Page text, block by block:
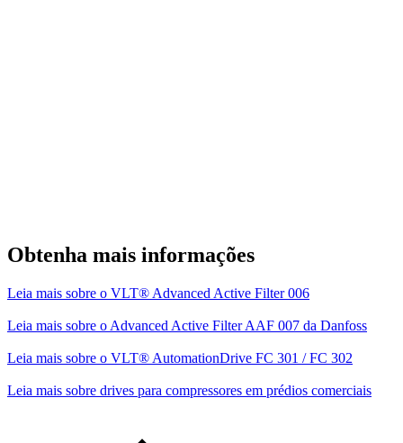
Obtenha mais informações
Leia mais sobre o VLT® Advanced Active Filter 006
Leia mais sobre o Advanced Active Filter AAF 007 da Danfoss
Leia mais sobre o VLT® AutomationDrive FC 301 / FC 302
Leia mais sobre drives para compressores em prédios comerciais